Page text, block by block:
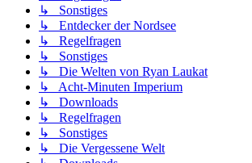
↳ Sonstiges
↳ Entdecker der Nordsee
↳ Regelfragen
↳ Sonstiges
↳ Die Welten von Ryan Laukat
↳ Acht-Minuten Imperium
↳ Downloads
↳ Regelfragen
↳ Sonstiges
↳ Die Vergessene Welt